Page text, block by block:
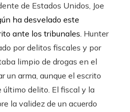
de Estados Unidos, Joe
ha desvelado este
ante los tribunales. Hunter
por delitos fiscales y por
limpio de drogas en el
un arma, aunque el escrito
último delito. El fiscal y la
la validez de un acuerdo